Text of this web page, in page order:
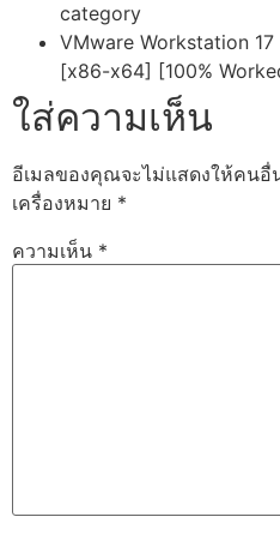
category
VMware Workstation
[x86-x64] [100%
ใส่ความเห็น
อีเมลของคุณจะไม่แสดงให้คนอื่
เครื่องหมาย *
ความเห็น *